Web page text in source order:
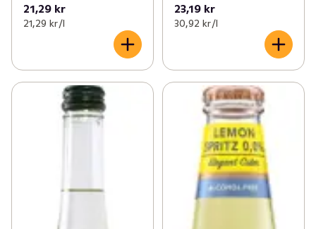
21,29 kr
21,29 kr /l
23,19 kr
30,92 kr /l